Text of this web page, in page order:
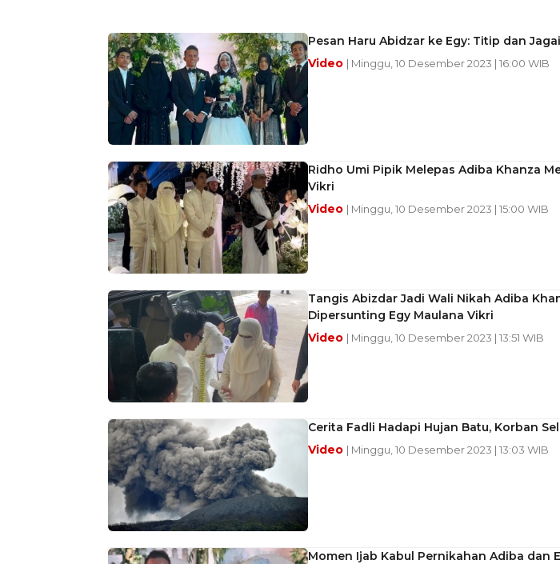
Pesan Haru Abidzar ke Egy: Titip dan
Video | Minggu, 10 Desember 2023 | 16:00 WIB
Ridho Umi Pipik Melepas Adiba Khanza
Vikri
Video | Minggu, 10 Desember 2023 | 15:00 WIB
Tangis Abizdar Jadi Wali Nikah Adiba
Dipersunting Egy Maulana Vikri
Video | Minggu, 10 Desember 2023 | 13:51 WIB
Cerita Fadli Hadapi Hujan Batu, Korban
Video | Minggu, 10 Desember 2023 | 13:03 WIB
Momen Ijab Kabul Pernikahan Adiba dan